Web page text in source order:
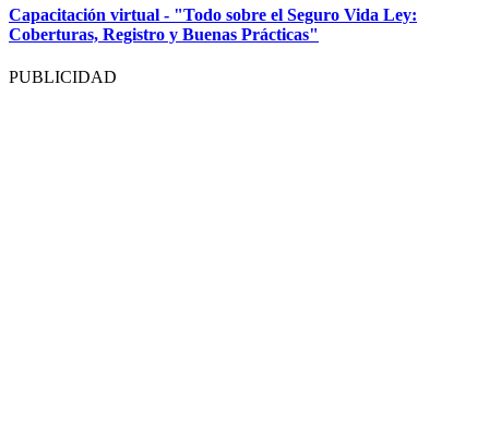
Capacitación virtual - "Todo sobre el Seguro Vida Ley:
Coberturas, Registro y Buenas Prácticas"
PUBLICIDAD